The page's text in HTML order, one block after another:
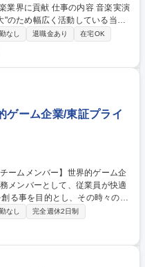
の内容 音楽実演
のため幅広く活動している当団
、広報業務等、組織運営業務全
about 【業務詳細】
/当日の運営 ■会員交流の為の企
新/管理 ■社内システム/PCの管
入 ■小冊子や団体パンフレッ
引するプロダクションの役員の
た業務を通じ、業界を下支えす
楽業界に貢献
なし 退職金あり
在宅OK
ゲーム企業/東証プライ
る事を目的とし、その時々の状
。 ■複合機・携帯電
ティ・電話などシステムの管
購入、補充、管理 ■海外・国内
福利厚生制度の管理、運用 ■入
の受け取り、配布 ■来客・電
なし
完全週休2日制